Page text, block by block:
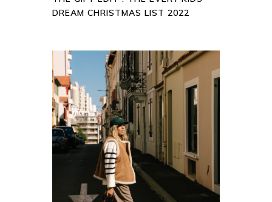
DREAM CHRISTMAS LIST 2022